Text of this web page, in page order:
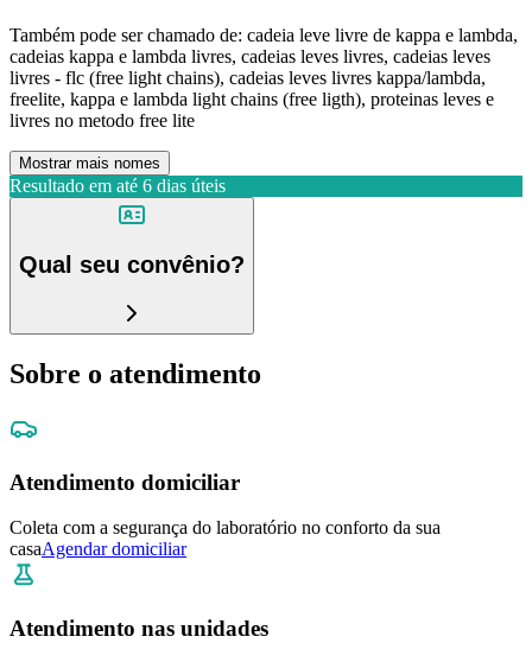
Também pode ser chamado de: cadeia leve livre de kappa e lambda,
cadeias kappa e lambda livres, cadeias leves livres, cadeias leves
livres - flc (free light chains), cadeias leves livres kappa/lambda,
freelite, kappa e lambda light chains (free ligth), proteinas leves e
livres no metodo free lite
Mostrar mais nomes
Resultado em até 6 dias úteis
Qual seu convênio?
Sobre o atendimento
Atendimento domiciliar
Coleta com a segurança do laboratório no conforto da sua
casaAgendar domiciliar
Atendimento nas unidades